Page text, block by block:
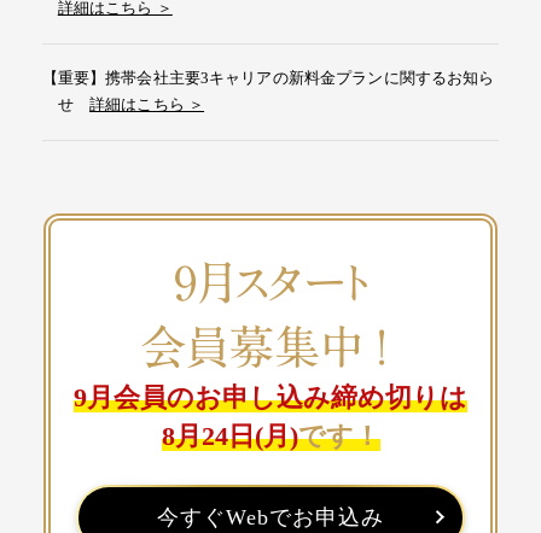
詳細はこちら ＞
【重要】携帯会社主要3キャリアの新料金プランに関するお知ら
せ詳細はこちら ＞
9月スタート
会員募集中！
9月会員のお申し込み締め切りは
8月24日(月)です！
今すぐWebでお申込み